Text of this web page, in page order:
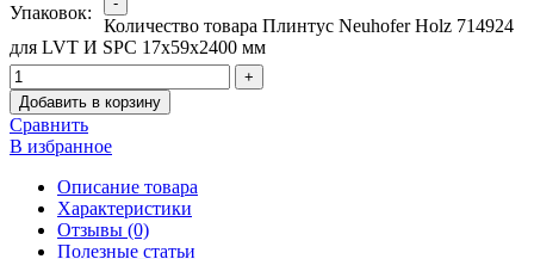
Упаковок:
Количество товара Плинтус Neuhofer Holz 714924
для LVT И SPC 17x59x2400 мм
Добавить в корзину
Сравнить
В избранное
Описание товара
Характеристики
Отзывы (0)
Полезные статьи